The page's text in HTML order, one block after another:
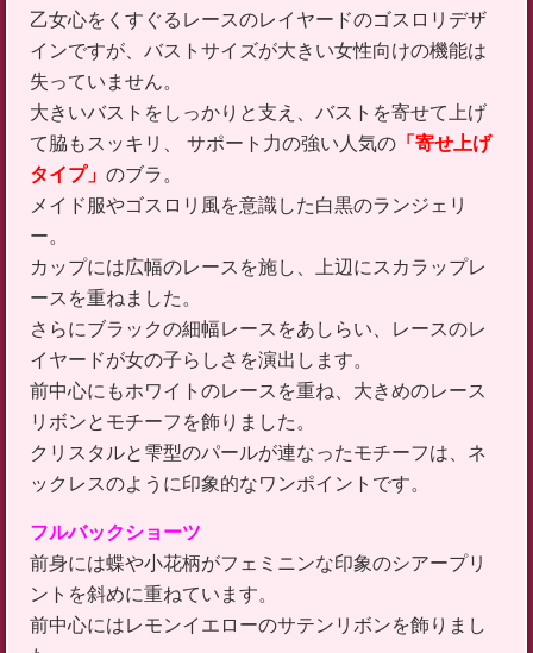
乙女心をくすぐるレースのレイヤードのゴスロリデザ
インですが、バストサイズが大きい女性向けの機能は
失っていません。
大きいバストをしっかりと支え、バストを寄せて上げ
て脇もスッキリ、 サポート力の強い人気の「寄せ上げ
タイプ」 のブラ。
メイド服やゴスロリ風を意識した白黒のランジェリ
ー。
カップには広幅のレースを施し、上辺にスカラップレ
ースを重ねました。
さらにブラックの細幅レースをあしらい、レースのレ
イヤードが女の子らしさを演出します。
前中心にもホワイトのレースを重ね、大きめのレース
リボンとモチーフを飾りました。
クリスタルと雫型のパールが連なったモチーフは、ネ
ックレスのように印象的なワンポイントです。
フルバックショーツ
前身には蝶や小花柄がフェミニンな印象のシアープリ
ントを斜めに重ねています。
前中心にはレモンイエローのサテンリボンを飾りまし